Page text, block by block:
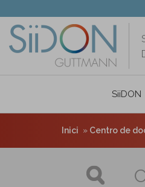
contingut
SiiDON
Inici Centro de